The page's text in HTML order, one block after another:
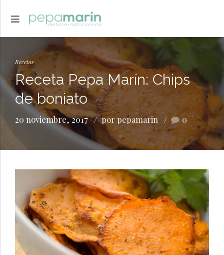
Recetas
Receta Pepa Marín: Chips
de boniato
20 noviembre, 2017 por pepamarin 0